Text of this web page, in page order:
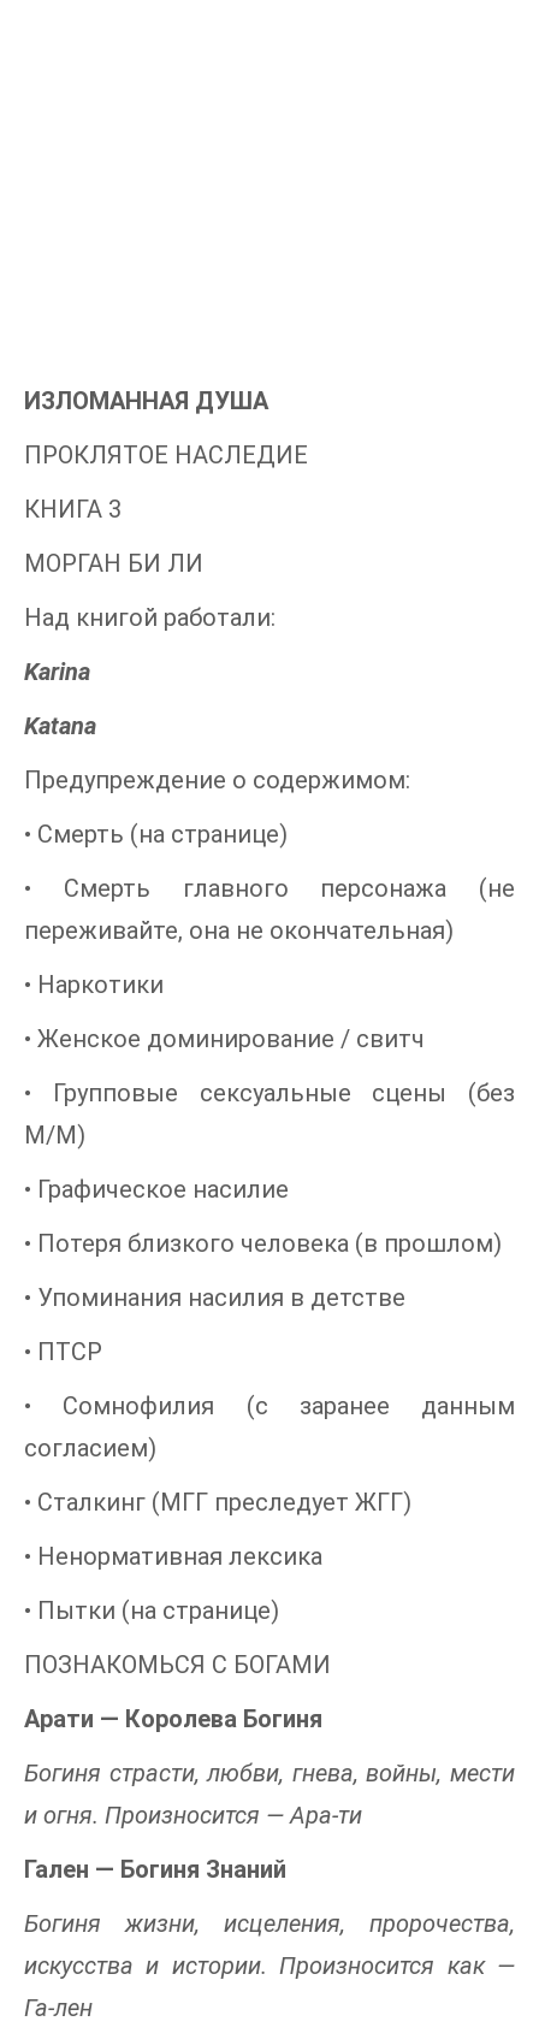
ИЗЛОМАННАЯ ДУША
ПРОКЛЯТОЕ НАСЛЕДИЕ
КНИГА 3
МОРГАН БИ ЛИ
Над книгой работали:
Karina
Katana
Предупреждение о содержимом:
• Смерть (на странице)
• Смерть главного персонажа (не
переживайте, она не окончательная)
• Наркотики
• Женское доминирование / свитч
• Групповые сексуальные сцены (без
M/M)
• Графическое насилие
• Потеря близкого человека (в прошлом)
• Упоминания насилия в детстве
• ПТСР
• Сомнофилия (с заранее данным
согласием)
• Сталкинг (МГГ преследует ЖГГ)
• Ненормативная лексика
• Пытки (на странице)
ПОЗНАКОМЬСЯ С БОГАМИ
Арати — Королева Богиня
Богиня страсти, любви, гнева, войны, мести
и огня. Произносится — Ара-ти
Гален — Богиня Знаний
Богиня жизни, исцеления, пророчества,
искусства и истории. Произносится как —
Га-лен